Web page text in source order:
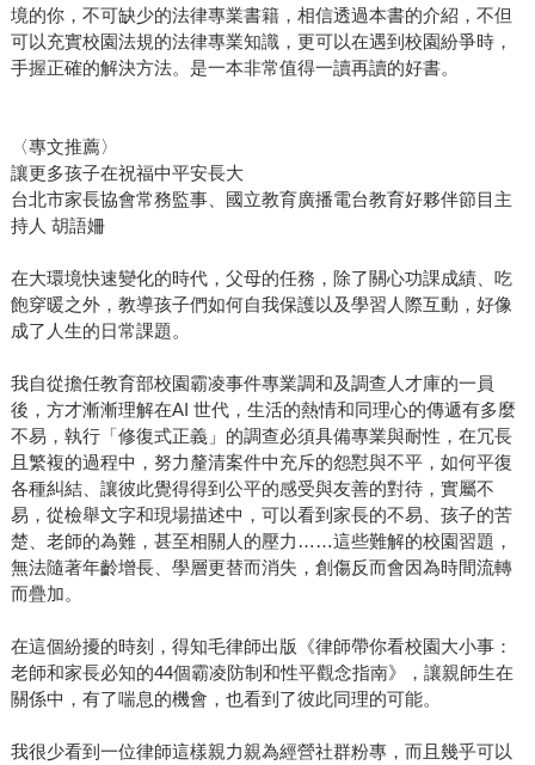
境的你，不可缺少的法律專業書籍，相信透過本書的介紹，不但
可以充實校園法規的法律專業知識，更可以在遇到校園紛爭時，
手握正確的解決方法。是一本非常值得一讀再讀的好書。
〈專文推薦〉
讓更多孩子在祝福中平安長大
台北市家長協會常務監事、國立教育廣播電台教育好夥伴節目主
持人 胡語姍
在大環境快速變化的時代，父母的任務，除了關心功課成績、吃
飽穿暖之外，教導孩子們如何自我保護以及學習人際互動，好像
成了人生的日常課題。
我自從擔任教育部校園霸凌事件專業調和及調查人才庫的一員
後，方才漸漸理解在AI 世代，生活的熱情和同理心的傳遞有多麼
不易，執行「修復式正義」的調查必須具備專業與耐性，在冗長
且繁複的過程中，努力釐清案件中充斥的怨懟與不平，如何平復
各種糾結、讓彼此覺得得到公平的感受與友善的對待，實屬不
易，從檢舉文字和現場描述中，可以看到家長的不易、孩子的苦
楚、老師的為難，甚至相關人的壓力……這些難解的校園習題，
無法隨著年齡增長、學層更替而消失，創傷反而會因為時間流轉
而疊加。
在這個紛擾的時刻，得知毛律師出版《律師帶你看校園大小事：
老師和家長必知的44個霸凌防制和性平觀念指南》，讓親師生在
關係中，有了喘息的機會，也看到了彼此同理的可能。
我很少看到一位律師這樣親力親為經營社群粉專，而且幾乎可以